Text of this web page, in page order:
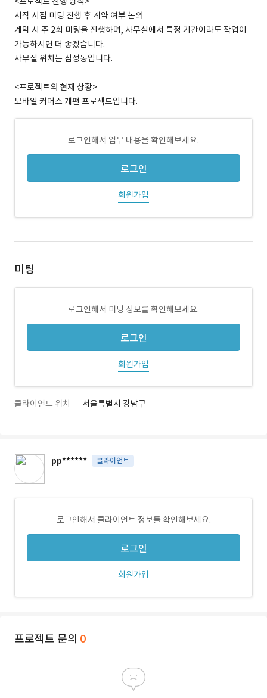
시작 시점 미팅 진행 후 계약 여부 논의
계약 시 주 2회 미팅을 진행하며, 사무실에서 특정 기간이라도 작업이
가능하시면 더 좋겠습니다.
사무실 위치는 삼성동입니다.
<프로젝트의 현재 상황>
모바일 커머스 개편 프로젝트입니다.
로그인해서 업무 내용을 확인해보세요.
로그인
회원가입
미팅
로그인해서 미팅 정보를 확인해보세요.
로그인
회원가입
클라이언트 위치 서울특별시 강남구
pp****** 클라이언트
로그인해서 클라이언트 정보를 확인해보세요.
로그인
회원가입
프로젝트 문의 0